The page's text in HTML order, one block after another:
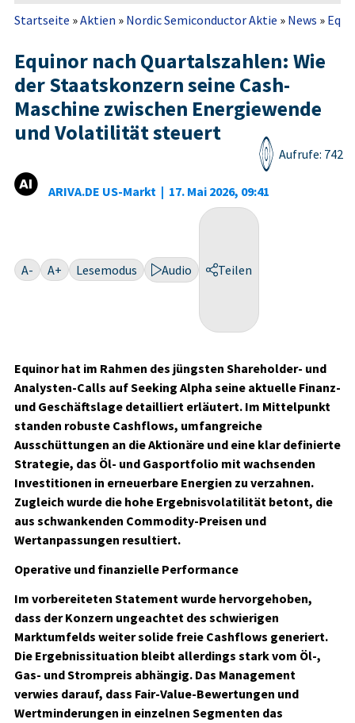
Startseite »Aktien » Nordic Semiconductor Aktie » News »
Equinor nach Quartalszahlen: Wie
der Staatskonzern seine Cash-
Maschine zwischen Energiewende
und Volatilität steuert
ARIVA.DE US-Markt | 17. Mai 2026, 09:41
Aufrufe: 742
A- A+ Lesemodus Audio Teilen
Equinor hat im Rahmen des jüngsten Shareholder- und
Analysten-Calls auf Seeking Alpha seine aktuelle Finanz-
und Geschäftslage detailliert erläutert. Im Mittelpunkt
standen robuste Cashflows, umfangreiche
Ausschüttungen an die Aktionäre und eine klar definierte
Strategie, das Öl- und Gasportfolio mit wachsenden
Investitionen in erneuerbare Energien zu verzahnen.
Zugleich wurde die hohe Ergebnisvolatilität betont, die
aus schwankenden Commodity-Preisen und
Wertanpassungen resultiert.
Operative und finanzielle Performance
Im vorbereiteten Statement wurde hervorgehoben,
dass der Konzern ungeachtet des schwierigen
Marktumfelds weiter solide freie Cashflows generiert.
Die Ergebnissituation bleibt allerdings stark vom Öl-,
Gas- und Strompreis abhängig. Das Management
verwies darauf, dass Fair-Value-Bewertungen und
Wertminderungen in einzelnen Segmenten das